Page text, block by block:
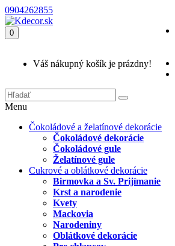
0904262855
0
Váš nákupný košík je prázdny!
Menu
Čokoládové a želatínové dekorácie
Čokoládové dekorácie
Čokoládové gule
Želatínové gule
Cukrové a oblátkové dekorácie
Birmovka a Sv. Prijímanie
Krst a narodenie
Kvety
Mackovia
Narodeniny
Oblátkové dekorácie